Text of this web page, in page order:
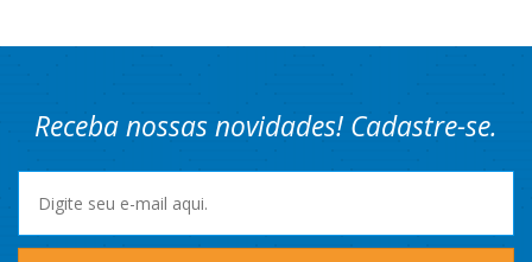
Receba nossas novidades! Cadastre-se.